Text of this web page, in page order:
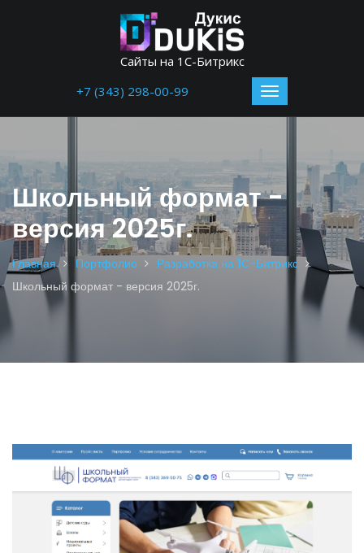
Сайты на 1С-Битрикс
+7 (343) 298-00-99
Школьный формат -
версия 2025г.
Главная Портфолио
Разработка на 1С-Битрикс
Школьный формат - версия 2025г.